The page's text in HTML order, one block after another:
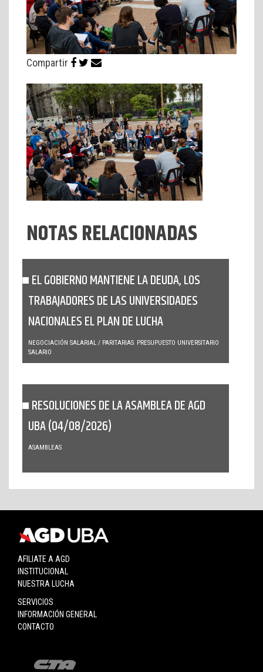
Compartir
NOTAS RELACIONADAS
EL GOBIERNO MANTIENE LA DEUDA, LOS
TRABAJADORES DE LAS UNIVERSIDADES
NACIONALES EL PLAN DE LUCHA
NEGOCIACIÓN SALARIAL / PARITARIAS PRESUPUESTO UNIVERSITARIO
SALARIO
RESOLUCIONES DE LA ASAMBLEA DE AGD
UBA (04/08/2026)
ASAMBLEAS
AFILIATE A AGD
INSTITUCIONAL
NUESTRA LUCHA
SERVICIOS
INFORMACIÓN GENERAL
CONTACTO